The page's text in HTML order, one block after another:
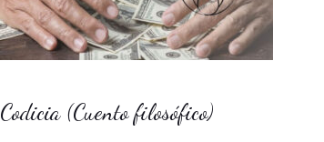
Codicia (Cuento filosófico)